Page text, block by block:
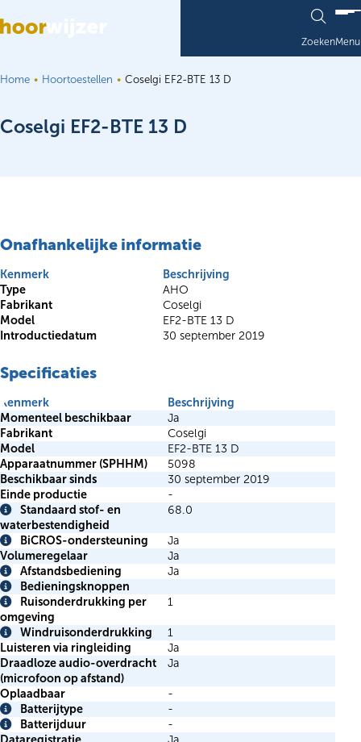
ZoekenMenu
Home Hoortoestellen Coselgi EF2-BTE 13 D
Coselgi EF2-BTE 13 D
Onafhankelijke informatie
Kenmerk
Beschrijving
Type
AHO
Fabrikant
Coselgi
Model
EF2-BTE 13 D
Introductiedatum
30 september 2019
Specificaties
Kenmerk
Beschrijving
Momenteel beschikbaar
Ja
Fabrikant
Coselgi
Model
EF2-BTE 13 D
Apparaatnummer (SPHHM)
5098
Beschikbaar sinds
30 september 2019
Einde productie
-
Info
Standaard stof- en
waterbestendigheid
68.0
Info
BiCROS-ondersteuning
Ja
Volumeregelaar
Ja
Info
Afstandsbediening Ja
Info
Bedieningsknoppen
Info
Ruisonderdrukking per
omgeving
1
Info
Windruisonderdrukking
1
Luisteren via ringleiding
Ja
Draadloze audio-overdracht
(microfoon op afstand)
Ja
Oplaadbaar -
Info
Batterijtype -
Info
Batterijduur
-